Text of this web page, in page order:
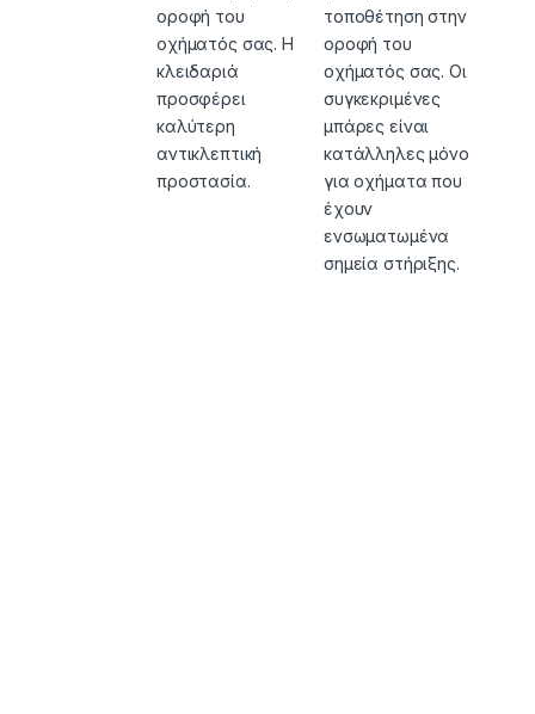
οροφή του
οχήματός σας. H
κλειδαριά
προσφέρει
καλύτερη
αντικλεπτική
προστασία.
τοποθέτηση στην
οροφή του
οχήματός σας. Οι
συγκεκριμένες
μπάρες είναι
κατάλληλες μόνο
για οχήματα που
έχουν
ενσωματωμένα
σημεία στήριξης.